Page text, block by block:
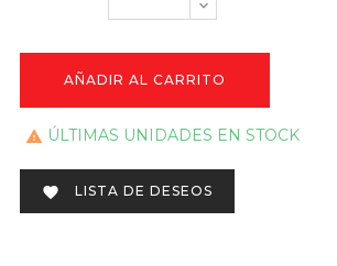
AÑADIR AL CARRITO
 ÚLTIMAS UNIDADES EN STOCK
 LISTA DE DESEOS